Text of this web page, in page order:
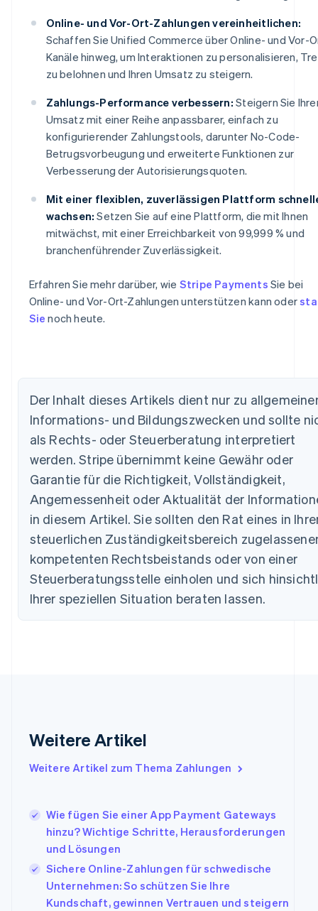
Online- und Vor-Ort-Zahlungen vereinheitlichen:
Schaffen Sie Unified Commerce über Online- und Vor-
Kanäle hinweg, um Interaktionen zu personalisieren,
zu belohnen und Ihren Umsatz zu steigern.
Zahlungs-Performance verbessern: Steigern Sie
Umsatz mit einer Reihe anpassbarer, einfach zu
konfigurierender Zahlungstools, darunter No-Code-
Betrugsvorbeugung und erweiterte Funktionen zur
Verbesserung der Autorisierungsquoten.
Mit einer flexiblen, zuverlässigen Plattform
wachsen: Setzen Sie auf eine Plattform, die mit Ihnen
mitwächst, mit einer Erreichbarkeit von 99,999 % und
branchenführender Zuverlässigkeit.
Erfahren Sie mehr darüber, wie Stripe Payments Sie bei
Online- und Vor-Ort-Zahlungen unterstützen kann oder
Sie noch heute.
Der Inhalt dieses Artikels dient nur zu
Informations- und Bildungszwecken und sollte
als Rechts- oder Steuerberatung interpretiert
werden. Stripe übernimmt keine Gewähr oder
Garantie für die Richtigkeit, Vollständigkeit,
Angemessenheit oder Aktualität der
in diesem Artikel. Sie sollten den Rat eines in
steuerlichen Zuständigkeitsbereich
kompetenten Rechtsbeistands oder von einer
Steuerberatungsstelle einholen und sich
Ihrer speziellen Situation beraten lassen.
Weitere Artikel
Weitere Artikel zum Thema Zahlungen
Wie fügen Sie einer App Payment Gateways
hinzu? Wichtige Schritte, Herausforderungen
und Lösungen
Sichere Online-Zahlungen für schwedische
Unternehmen: So schützen Sie Ihre
Kundschaft, gewinnen Vertrauen und steigern
English
Belgien
Nederlands FrançaisDeutsch English
Brasilien
PortuguêsEnglish
Bulgarien
Dänemark
English
Deutschland
Deutsch English
Estland
Griechenland
English
Italien
ItalianoEnglish
Japan
Kanada
English Français